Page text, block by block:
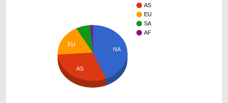
AS
EU
SA
AF
NA
EU
AS